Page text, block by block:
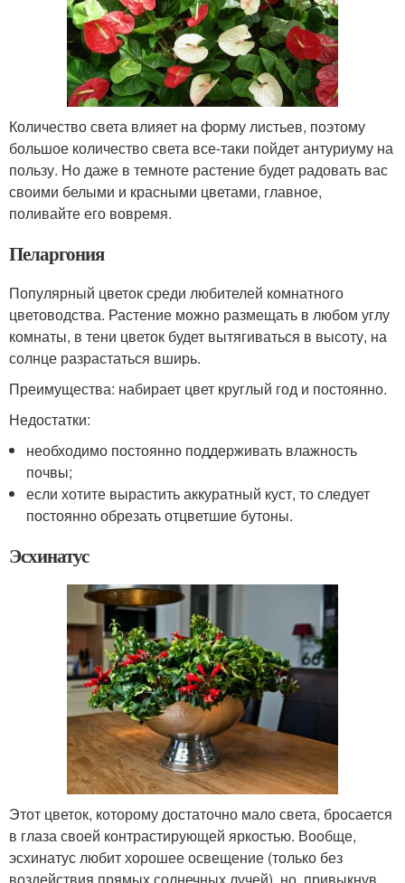
Количество света влияет на форму листьев, поэтому
большое количество света все-таки пойдет антуриуму на
пользу. Но даже в темноте растение будет радовать вас
своими белыми и красными цветами, главное,
поливайте его вовремя.
Пеларгония
Популярный цветок среди любителей комнатного
цветоводства. Растение можно размещать в любом углу
комнаты, в тени цветок будет вытягиваться в высоту, на
солнце разрастаться вширь.
Преимущества: набирает цвет круглый год и постоянно.
Недостатки:
необходимо постоянно поддерживать влажность
почвы;
если хотите вырастить аккуратный куст, то следует
постоянно обрезать отцветшие бутоны.
Эсхинатус
Этот цветок, которому достаточно мало света, бросается
в глаза своей контрастирующей яркостью. Вообще,
эсхинатус любит хорошее освещение (только без
воздействия прямых солнечных лучей), но, привыкнув,